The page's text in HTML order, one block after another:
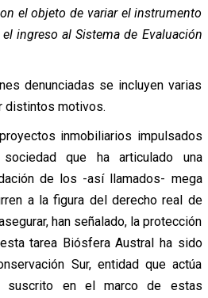
el objeto de variar el instrumento
ingreso al Sistema de Evaluación
denunciadas se incluyen varias
distintos motivos.
inmobiliarios impulsados
que ha articulado una
de los -así llamados- mega
a la figura del derecho real de
han señalado, la protección
tarea Biósfera Austral ha sido
Sur, entidad que actúa
suscrito en el marco de estas